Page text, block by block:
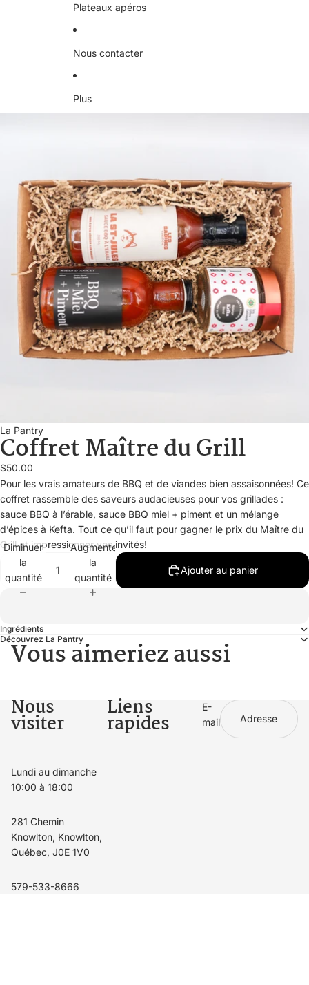
Plateaux apéros
Nous contacter
Plus
Passer aux informations sur le produit
La Pantry
Coffret Maître du Grill
$50.00
Pour les vrais amateurs de BBQ et de viandes bien assaisonnées! Ce
coffret rassemble des saveurs audacieuses pour vos grillades :
sauce BBQ à l’érable, sauce BBQ miel + piment et un mélange
d’épices à Kefta. Tout ce qu’il faut pour gagner le prix du Maître du
Grill et impressionner vos invités!
Diminuer
la
quantité
Augmenter
la
quantité
Ajouter au panier
Ingrédients
Découvrez La Pantry
Vous aimeriez aussi
Nous
visiter
Lundi au dimanche
10:00 à 18:00
281 Chemin
Knowlton, Knowlton,
Québec, J0E 1V0
579-533-8666
Liens
rapides
E-
mail